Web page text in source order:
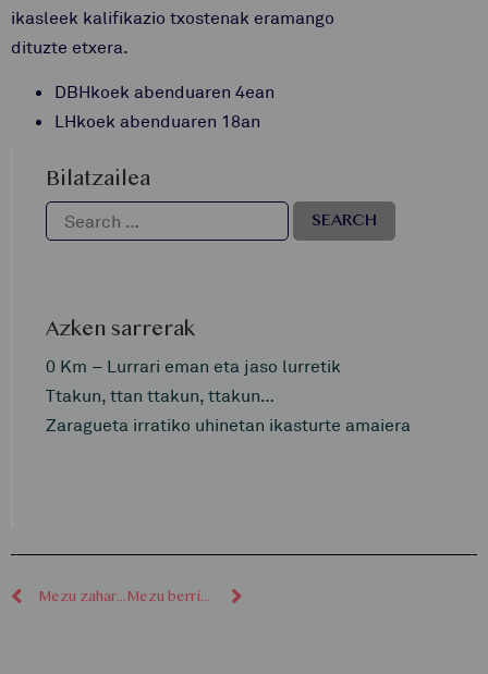
ikasleek kalifikazio txostenak eramango
dituzte etxera.
DBHkoek abenduaren 4ean
LHkoek abenduaren 18an
Bilatzailea
Azken sarrerak
0 Km – Lurrari eman eta jaso lurretik
Ttakun, ttan ttakun, ttakun…
Zaragueta irratiko uhinetan ikasturte amaiera
Mezu zaharragoak Mezu berriagoak